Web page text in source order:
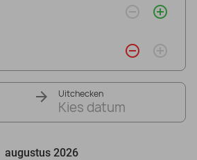
remove_circle_outline add_circle_outline
remove_circle_outline add_circle_outline
Uitchecken
Kies datum
augustus 2026